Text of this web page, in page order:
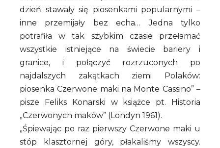
dzień stawały się piosenkami popularnymi –
inne przemijały bez echa… Jedna tylko
potrafiła w tak szybkim czasie przełamać
wszystkie istniejące na świecie bariery i
granice, i połączyć rozrzuconych po
najdalszych zakątkach ziemi Polaków:
piosenka Czerwone maki na Monte Cassino” –
pisze Feliks Konarski w książce pt. Historia
„Czerwonych maków” (Londyn 1961).
„Śpiewając po raz pierwszy Czerwone maki u
stóp klasztornej góry, płakaliśmy wszyscy.